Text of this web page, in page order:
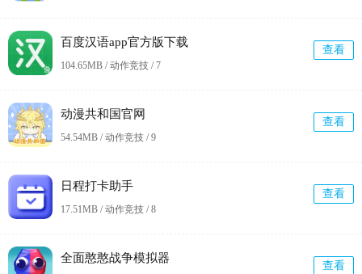
百度汉语app官方版下载
104.65MB / 动作竞技 /7
查看
动漫共和国官网
54.54MB / 动作竞技 /9
查看
日程打卡助手
17.51MB / 动作竞技 /8
查看
全面憨憨战争模拟器
查看